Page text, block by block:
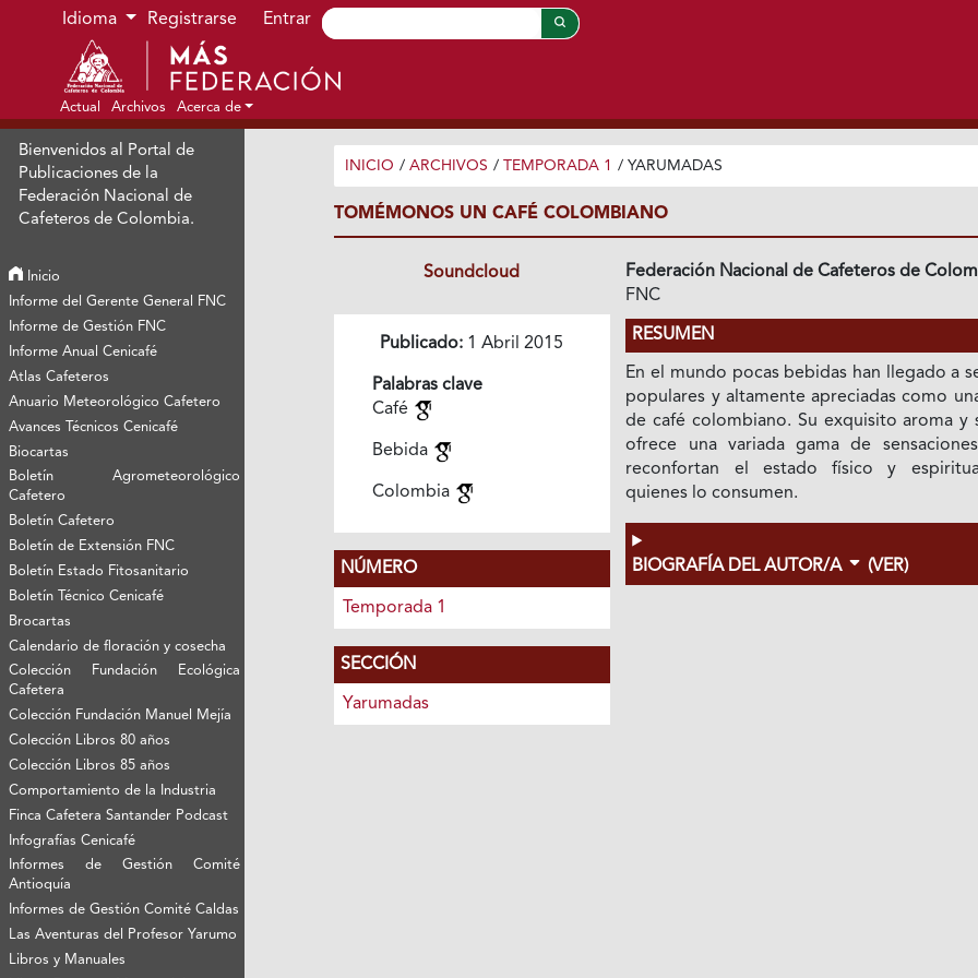
Ir al menú de navegación principal
Ir al contenido principal
Ir al pie de página del sitio
Idioma Registrarse Entrar
Actual Archivos Acerca de
Bienvenidos al Portal de
Publicaciones de la
Federación Nacional de
Cafeteros de Colombia.
Inicio
Informe del Gerente General FNC
Informe de Gestión FNC
Informe Anual Cenicafé
Atlas Cafeteros
Anuario Meteorológico Cafetero
Avances Técnicos Cenicafé
Biocartas
Boletín Agrometeorológico
Cafetero
Boletín Cafetero
Boletín de Extensión FNC
Boletín Estado Fitosanitario
Boletín Técnico Cenicafé
Brocartas
Calendario de floración y cosecha
Colección Fundación Ecológica
Cafetera
Colección Fundación Manuel Mejía
Colección Libros 80 años
Colección Libros 85 años
Comportamiento de la Industria
Finca Cafetera Santander Podcast
Infografías Cenicafé
Informes de Gestión Comité
Antioquía
Informes de Gestión Comité Caldas
Las Aventuras del Profesor Yarumo
Libros y Manuales
INICIO / ARCHIVOS / TEMPORADA 1 / YARUMADAS
TOMÉMONOS UN CAFÉ COLOMBIANO
Soundcloud
Publicado: 1 Abril 2015
Palabras clave
Café
Bebida
Colombia
NÚMERO
Temporada 1
SECCIÓN
Yarumadas
Federación Nacional de Cafeteros de
FNC
RESUMEN
En el mundo pocas bebidas han llegado a
populares y altamente apreciadas como
de café colombiano. Su exquisito aroma y
ofrece una variada gama de
reconfortan el estado físico y
quienes lo consumen.
BIOGRAFÍA DEL AUTOR/A (VER)